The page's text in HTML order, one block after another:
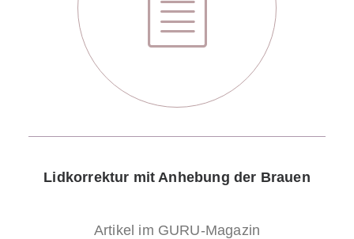
Lidkorrektur mit Anhebung der Brauen
Artikel im GURU-Magazin